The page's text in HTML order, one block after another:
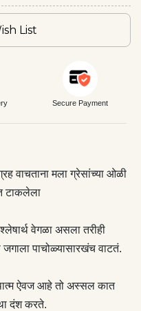
List
Secure Payment
वाचताना मला ग्रेसांच्या ओळी
टाकलेला
वेगळा असला तरीही
जगाला पाचोळ्यासारखंच वाटतं.
ऐवज आहे तो अस्सल कात
दंश करते.